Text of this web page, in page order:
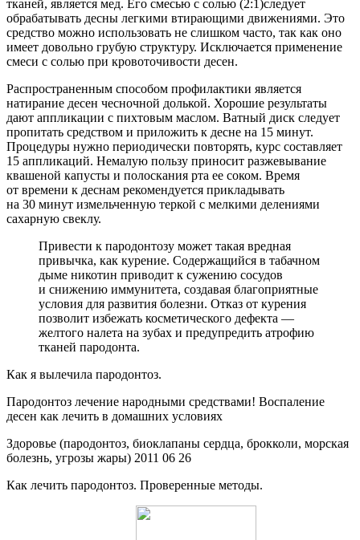
тканей, является мед. Его смесью с солью (2:1)следует
обрабатывать десны легкими втирающими движениями. Это
средство можно использовать не слишком часто, так как оно
имеет довольно грубую структуру. Исключается применение
смеси с солью при кровоточивости десен.
Распространенным способом профилактики является
натирание десен чесночной долькой. Хорошие результаты
дают аппликации с пихтовым маслом. Ватный диск следует
пропитать средством и приложить к десне на 15 минут.
Процедуры нужно периодически повторять, курс составляет
15 аппликаций. Немалую пользу приносит разжевывание
квашеной капусты и полоскания рта ее соком. Время
от времени к деснам рекомендуется прикладывать
на 30 минут измельченную теркой с мелкими делениями
сахарную свеклу.
Привести к пародонтозу может такая вредная
привычка, как курение. Содержащийся в табачном
дыме никотин приводит к сужению сосудов
и снижению иммунитета, создавая благоприятные
условия для развития болезни. Отказ от курения
позволит избежать косметического дефекта —
желтого налета на зубах и предупредить атрофию
тканей пародонта.
Как я вылечила пародонтоз.
Пародонтоз лечение народными средствами! Воспаление
десен как лечить в домашних условиях
Здоровье (пародонтоз, биоклапаны сердца, брокколи, морская
болезнь, угрозы жары) 2011 06 26
Как лечить пародонтоз. Проверенные методы.